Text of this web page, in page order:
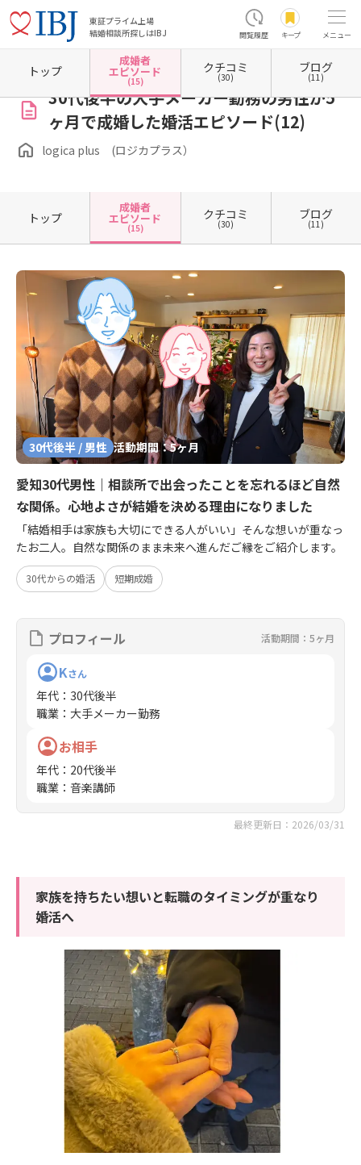
東証プライム上場
結婚相談所探しはIBJ
閲覧履歴 キープ メニュー
ホーム 愛知県の結婚相談所 愛知県名古屋市 愛知県名古屋市昭和区 logica plus (ロ
30代後半の大手メーカー勤務の男性が5
ヶ月で成婚した婚活エピソード(12)
logica plus (ロジカプラス）
トップ
成婚者
エピソード
(15)
クチコミ
(30)
ブログ
(11)
トップ
成婚者
エピソード
(15)
クチコミ
(30)
ブログ
(11)
30代後半 / 男性 活動期間：5ヶ月
愛知30代男性｜相談所で出会ったことを忘れるほど自然
な関係。心地よさが結婚を決める理由になりました
「結婚相手は家族も大切にできる人がいい」そんな想いが重なっ
たお二人。自然な関係のまま未来へ進んだご縁をご紹介します。
30代からの婚活 短期成婚
プロフィール 活動期間：5ヶ月
Kさん
年代 ： 30代後半
職業 ： 大手メーカー勤務
お相手
年代 ： 20代後半
職業 ： 音楽講師
最終更新日：2026/03/31
家族を持ちたい想いと転職のタイミングが重なり
婚活へ